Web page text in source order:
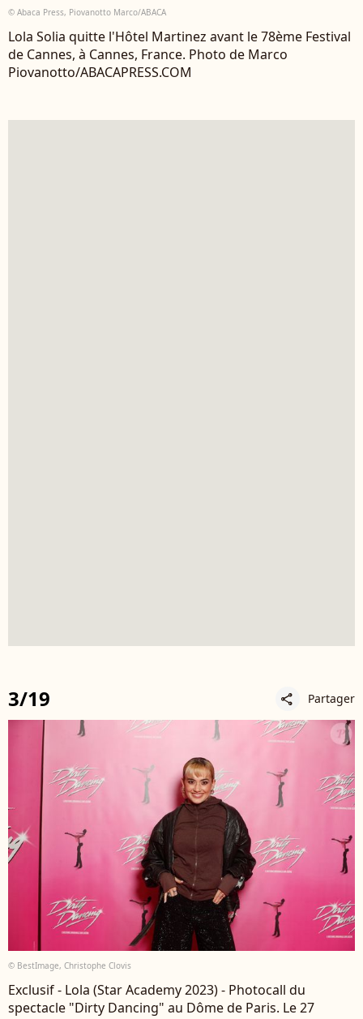
© Abaca Press, Piovanotto Marco/ABACA
Lola Solia quitte l'Hôtel Martinez avant le 78ème Festival
de Cannes, à Cannes, France. Photo de Marco
Piovanotto/ABACAPRESS.COM
3/19 share Partager
© BestImage, Christophe Clovis
Exclusif - Lola (Star Academy 2023) - Photocall du
spectacle "Dirty Dancing" au Dôme de Paris. Le 27